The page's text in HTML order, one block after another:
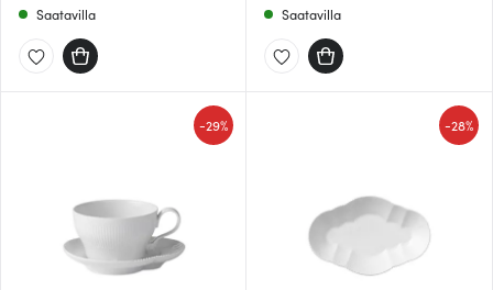
Saatavilla Saatavilla
-29% -28%